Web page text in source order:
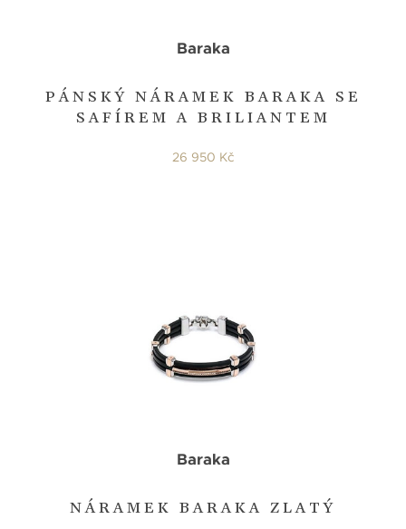
PÁNSKÝ NÁRAMEK BARAKA SE
SAFÍREM A BRILIANTEM
Baraka
26 950 Kč
NÁRAMEK BARAKA ZLATÝ
Baraka